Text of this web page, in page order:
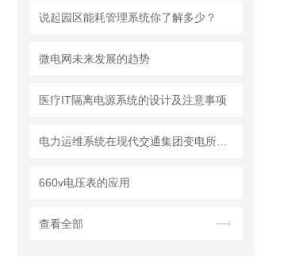
说起园区能耗管理系统你了解多少？
微电网未来发展的趋势
医疗IT隔离电源系统的设计及注意事项
660v电压表的应用
查看全部